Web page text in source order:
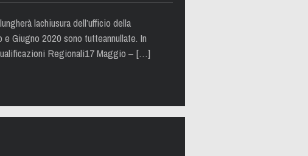
lachiusura dell’ufficio della
Giugno 2020 sono tutteannullate. In
Regionali17 Maggio – […]